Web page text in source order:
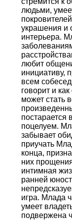
людьми,
украшения и
интерьера.
любит
инициативу,
всем
говорит и
может стать
постарается
поцелуем.
забывает
приучать
конца,
них
интимная
ранней
игра. Млада
умеет
подвержена